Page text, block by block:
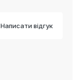
Написати відгук